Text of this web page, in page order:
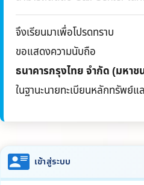
จึงเรียนมาเพื่อโปรดทราบ
ขอแสดงความนับถือ
ธนาคารกรุงไทย จำกัด (มหาช
ในฐานะนายทะเบียนหลักทรัพย์แ
เข้าสู่ระบบ